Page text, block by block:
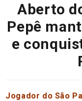
Aberto
Pepê
e
Jogador do São